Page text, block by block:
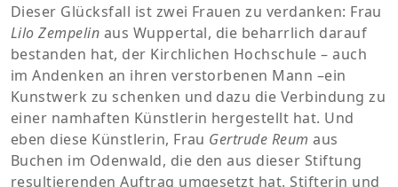
Dieser Glücksfall ist zwei Frauen zu verdanken: Frau
Lilo Zempelin aus Wuppertal, die beharrlich darauf
bestanden hat, der Kirchlichen Hochschule – auch
im Andenken an ihren verstorbenen Mann –ein
Kunstwerk zu schenken und dazu die Verbindung zu
einer namhaften Künstlerin hergestellt hat. Und
eben diese Künstlerin, Frau Gertrude Reumaus
Buchen im Odenwald, die den aus dieser Stiftung
resultierenden Auftrag umgesetzt hat. Stifterin und